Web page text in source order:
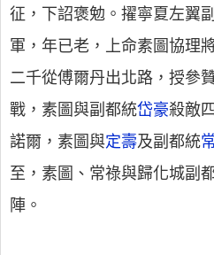
征，下詔褒勉。擢寧夏左翼
軍，年已老，上命素圖協理
二千從傅爾丹出北路，授參
戰，素圖與副都統岱豪殺敵
諾爾，素圖與定壽及副都統
至，素圖、常祿與歸化城副
陣。